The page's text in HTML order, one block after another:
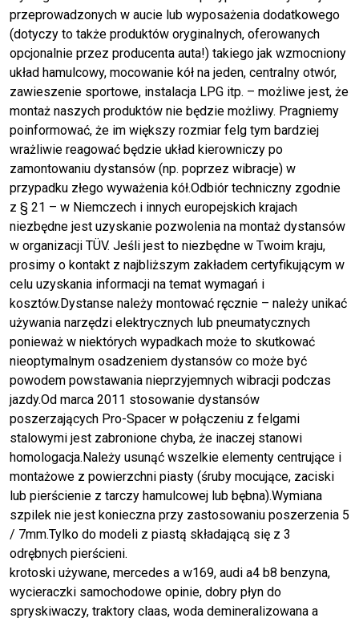
przeprowadzonych w aucie lub wyposażenia dodatkowego
(dotyczy to także produktów oryginalnych, oferowanych
opcjonalnie przez producenta auta!) takiego jak wzmocniony
układ hamulcowy, mocowanie kół na jeden, centralny otwór,
zawieszenie sportowe, instalacja LPG itp. – możliwe jest, że
montaż naszych produktów nie będzie możliwy. Pragniemy
poinformować, że im większy rozmiar felg tym bardziej
wrażliwie reagować będzie układ kierowniczy po
zamontowaniu dystansów (np. poprzez wibracje) w
przypadku złego wyważenia kół.Odbiór techniczny zgodnie
z § 21 – w Niemczech i innych europejskich krajach
niezbędne jest uzyskanie pozwolenia na montaż dystansów
w organizacji TÜV. Jeśli jest to niezbędne w Twoim kraju,
prosimy o kontakt z najbliższym zakładem certyfikującym w
celu uzyskania informacji na temat wymagań i
kosztów.Dystanse należy montować ręcznie – należy unikać
używania narzędzi elektrycznych lub pneumatycznych
ponieważ w niektórych wypadkach może to skutkować
nieoptymalnym osadzeniem dystansów co może być
powodem powstawania nieprzyjemnych wibracji podczas
jazdy.Od marca 2011 stosowanie dystansów
poszerzających Pro-Spacer w połączeniu z felgami
stalowymi jest zabronione chyba, że inaczej stanowi
homologacja.Należy usunąć wszelkie elementy centrujące i
montażowe z powierzchni piasty (śruby mocujące, zaciski
lub pierścienie z tarczy hamulcowej lub bębna).Wymiana
szpilek nie jest konieczna przy zastosowaniu poszerzenia 5
/ 7mm.Tylko do modeli z piastą składającą się z 3
odrębnych pierścieni.
krotoski używane, mercedes a w169, audi a4 b8 benzyna,
wycieraczki samochodowe opinie, dobry płyn do
spryskiwaczy, traktory claas, woda demineralizowana a